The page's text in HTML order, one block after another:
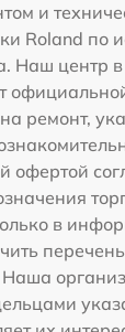
и
Roland по
Наш центр
ремонт,
офертой
в